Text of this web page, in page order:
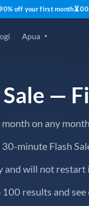
off your first month⏳00
Apua
Sale —
on any
minute Flash
and will not
results and